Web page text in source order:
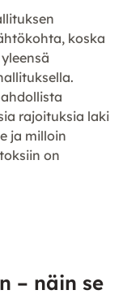
koska
rajoituksia laki
ja milloin
on
– näin se